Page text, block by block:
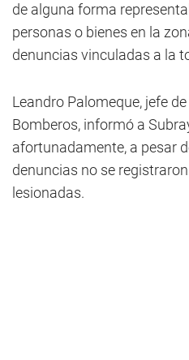
de alguna forma
personas o bienes en la
denuncias vinculadas a la
Leandro Palomeque, jefe
Bomberos, informó a
afortunadamente, a pesar
denuncias no se
lesionadas.